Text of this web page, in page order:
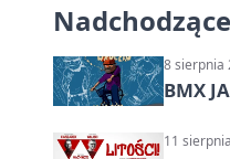
8 sierpnia
BMX
11